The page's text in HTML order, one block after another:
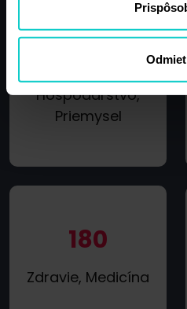
Hospodárstvo,
Priemysel
180
Zdravie, Medicína